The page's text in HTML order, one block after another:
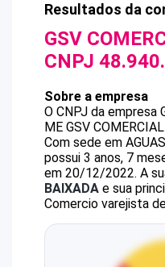
Resultados da
GSV
CNPJ
Sobre a empresa
O CNPJ da empresa
ME GSV COMERCIAL
Com sede em
possui 3 anos, 7
em 20/12/2022. A
BAIXADA e sua
Comercio varejista